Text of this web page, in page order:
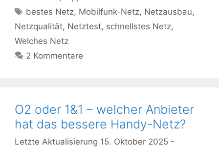
Schlagwörter
bestes Netz, Mobilfunk-Netz, Netzausbau,
Netzqualität, Netztest, schnellstes Netz,
Welches Netz
2 Kommentare
O2 oder 1&1 – welcher Anbieter
hat das bessere Handy-Netz?
15. Oktober 2025